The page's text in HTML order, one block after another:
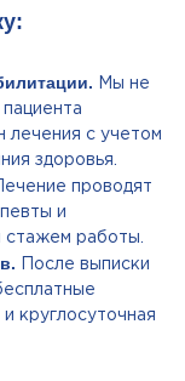
Мы не
лечения с учетом
здоровья.
проводят
и
стажем работы.
После выписки
круглосуточная